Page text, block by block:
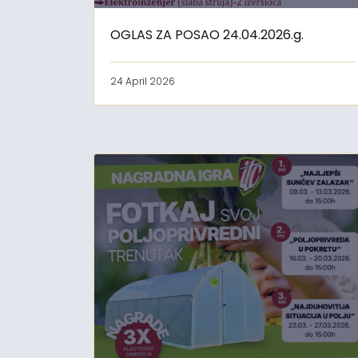
OGLAS ZA POSAO 24.04.2026.g.
24 April 2026